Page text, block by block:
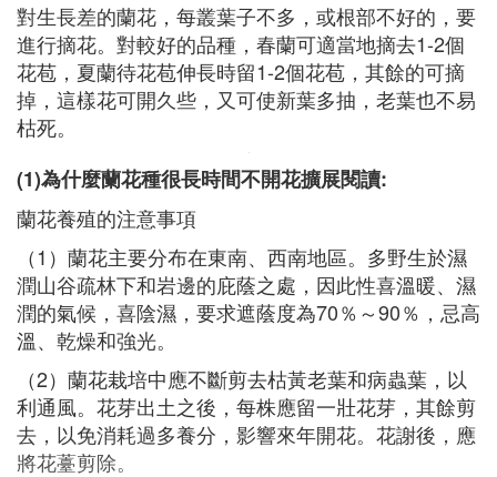
對生長差的蘭花，每叢葉子不多，或根部不好的，要
進行摘花。對較好的品種，春蘭可適當地摘去1-2個
花苞，夏蘭待花苞伸長時留1-2個花苞，其餘的可摘
掉，這樣花可開久些，又可使新葉多抽，老葉也不易
枯死。
(1)為什麼蘭花種很長時間不開花擴展閱讀:
蘭花養殖的注意事項
（1）蘭花主要分布在東南、西南地區。多野生於濕
潤山谷疏林下和岩邊的庇蔭之處，因此性喜溫暖、濕
潤的氣候，喜陰濕，要求遮蔭度為70％～90％，忌高
溫、乾燥和強光。
（2）蘭花栽培中應不斷剪去枯黃老葉和病蟲葉，以
利通風。花芽出土之後，每株應留一壯花芽，其餘剪
去，以免消耗過多養分，影響來年開花。花謝後，應
將花薹剪除。